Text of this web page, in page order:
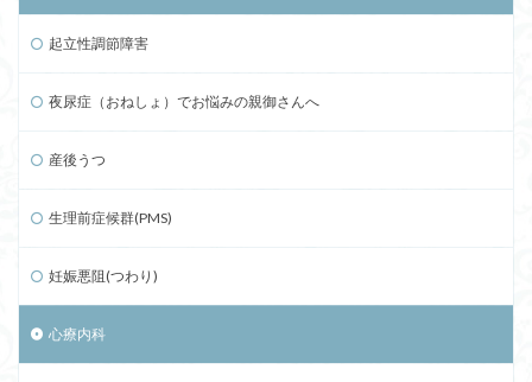
起立性調節障害
夜尿症（おねしょ）でお悩みの親御さんへ
産後うつ
生理前症候群(PMS)
妊娠悪阻(つわり)
心療内科